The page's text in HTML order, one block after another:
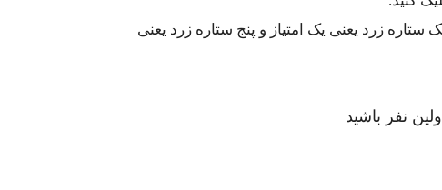
زرد یعنی یک امتیاز و پنج ستاره زرد یعنی
نفر باشید